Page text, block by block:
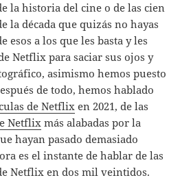
la historia del cine o de las cien
la década que quizás no hayas
esos a los que les basta y les
Netflix para saciar sus ojos y
asimismo hemos puesto
de todo, hemos hablado
de Netflix en 2021, de las
Netflix más alabadas por la
hayan pasado demasiado
es el instante de hablar de las
Netflix en dos mil veintidos.